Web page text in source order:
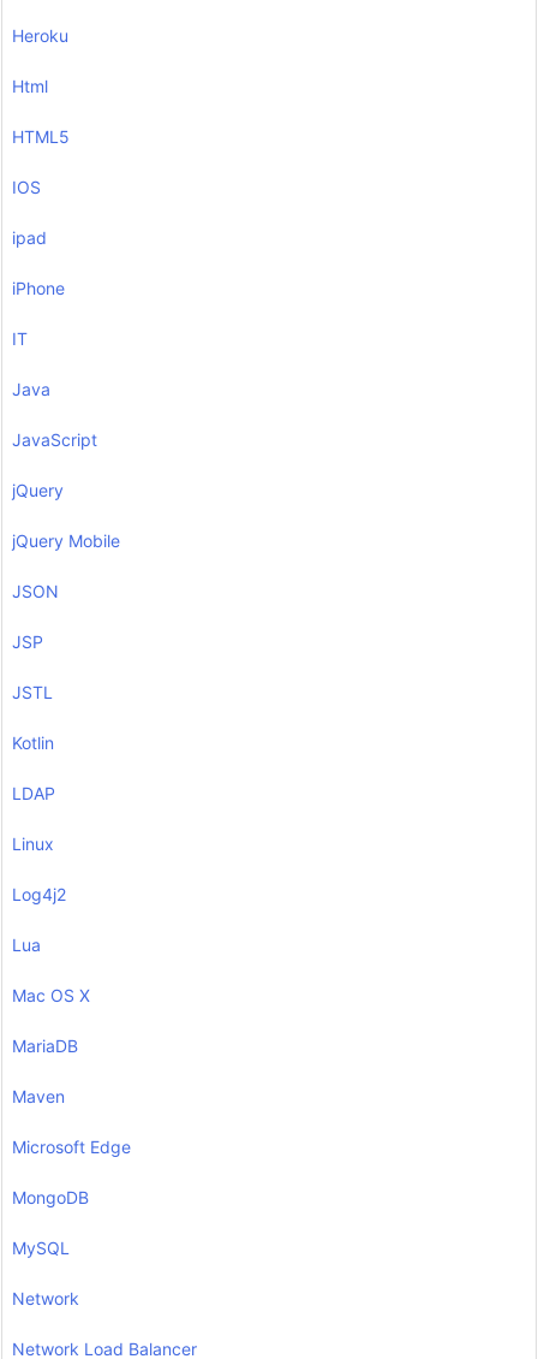
Heroku
Html
HTML5
IOS
ipad
iPhone
IT
Java
JavaScript
jQuery
jQuery Mobile
JSON
JSP
JSTL
Kotlin
LDAP
Linux
Log4j2
Lua
Mac OS X
MariaDB
Maven
Microsoft Edge
MongoDB
MySQL
Network
Network Load Balancer